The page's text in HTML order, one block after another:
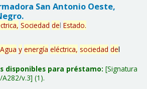
San Antonio Oeste,
Sociedad del Estado.
Agua y energía eléctrica, sociedad del
disponibles para préstamo: Signatura
A282/v.3 (1).